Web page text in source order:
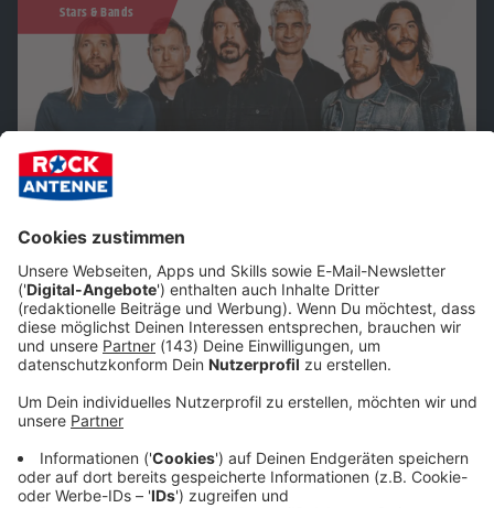
Stars & Bands
Foo Fighters: Alles über die großen US-
Rocker!
Ihr Name klingt zunächst unscheinbar, doch die Foo
Fighters gehören zu den größten Rockbands unserer
gesammelt - Bandporträts, Quizspaß, legendäre Alben.
Viel Spaß beim Durchklicken!
Rockfakten